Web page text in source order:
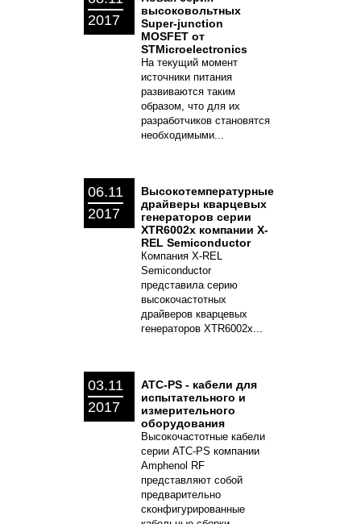
2017
высоковольтных
Super-junction
MOSFET от
STMicroelectronics
На текущий момент
источники питания
развиваются таким
образом, что для их
разработчиков становятся
необходимыми...
06.11
2017
Высокотемпературные
драйверы кварцевых
генераторов серии
XTR6002x компании X-
REL Semiconductor
Компания X-REL
Semiconductor
представила серию
высокочастотных
драйверов кварцевых
генераторов XTR6002x...
03.11
2017
ATC-PS - кабели для
испытательного и
измерительного
оборудования
Высокочастотные кабели
серии ATC-PS компании
Amphenol RF
представляют собой
предварительно
сконфигурированные